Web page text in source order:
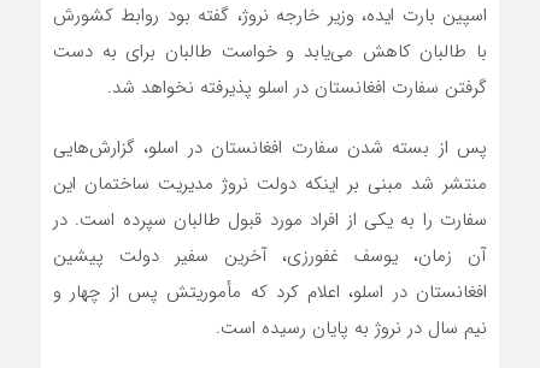
اسپین بارت ایده، وزیر خارجه نروژ، گفته بود روابط کشورش
با طالبان کاهش می‌یابد و خواست طالبان برای به دست
گرفتن سفارت افغانستان در اسلو پذیرفته نخواهد شد.
پس از بسته شدن سفارت افغانستان در اسلو، گزارش‌هایی
منتشر شد مبنی بر اینکه دولت نروژ مدیریت ساختمان این
سفارت را به یکی از افراد مورد قبول طالبان سپرده است. در
آن زمان، یوسف غفورزی، آخرین سفیر دولت پیشین
افغانستان در اسلو، اعلام کرد که مأموریتش پس از چهار و
نیم سال در نروژ به پایان رسیده است.